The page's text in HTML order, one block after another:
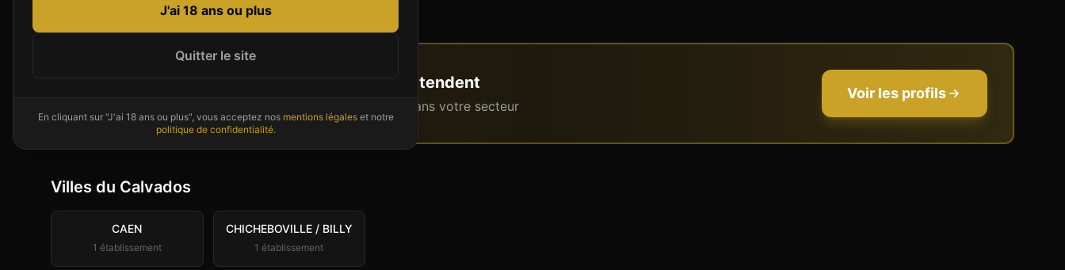
J'ai 18 ans ou plus
Quitter le site
En cliquant sur "J'ai 18 ans ou plus", vous acceptez nos mentions légales et notre
politique de confidentialité.
vous attendent
Couples et célibataires disponibles maintenant dans votre secteur
Voir les profils
Villes du Calvados
CAEN
1 établissement
CHICHEBOVILLE / BILLY
1 établissement